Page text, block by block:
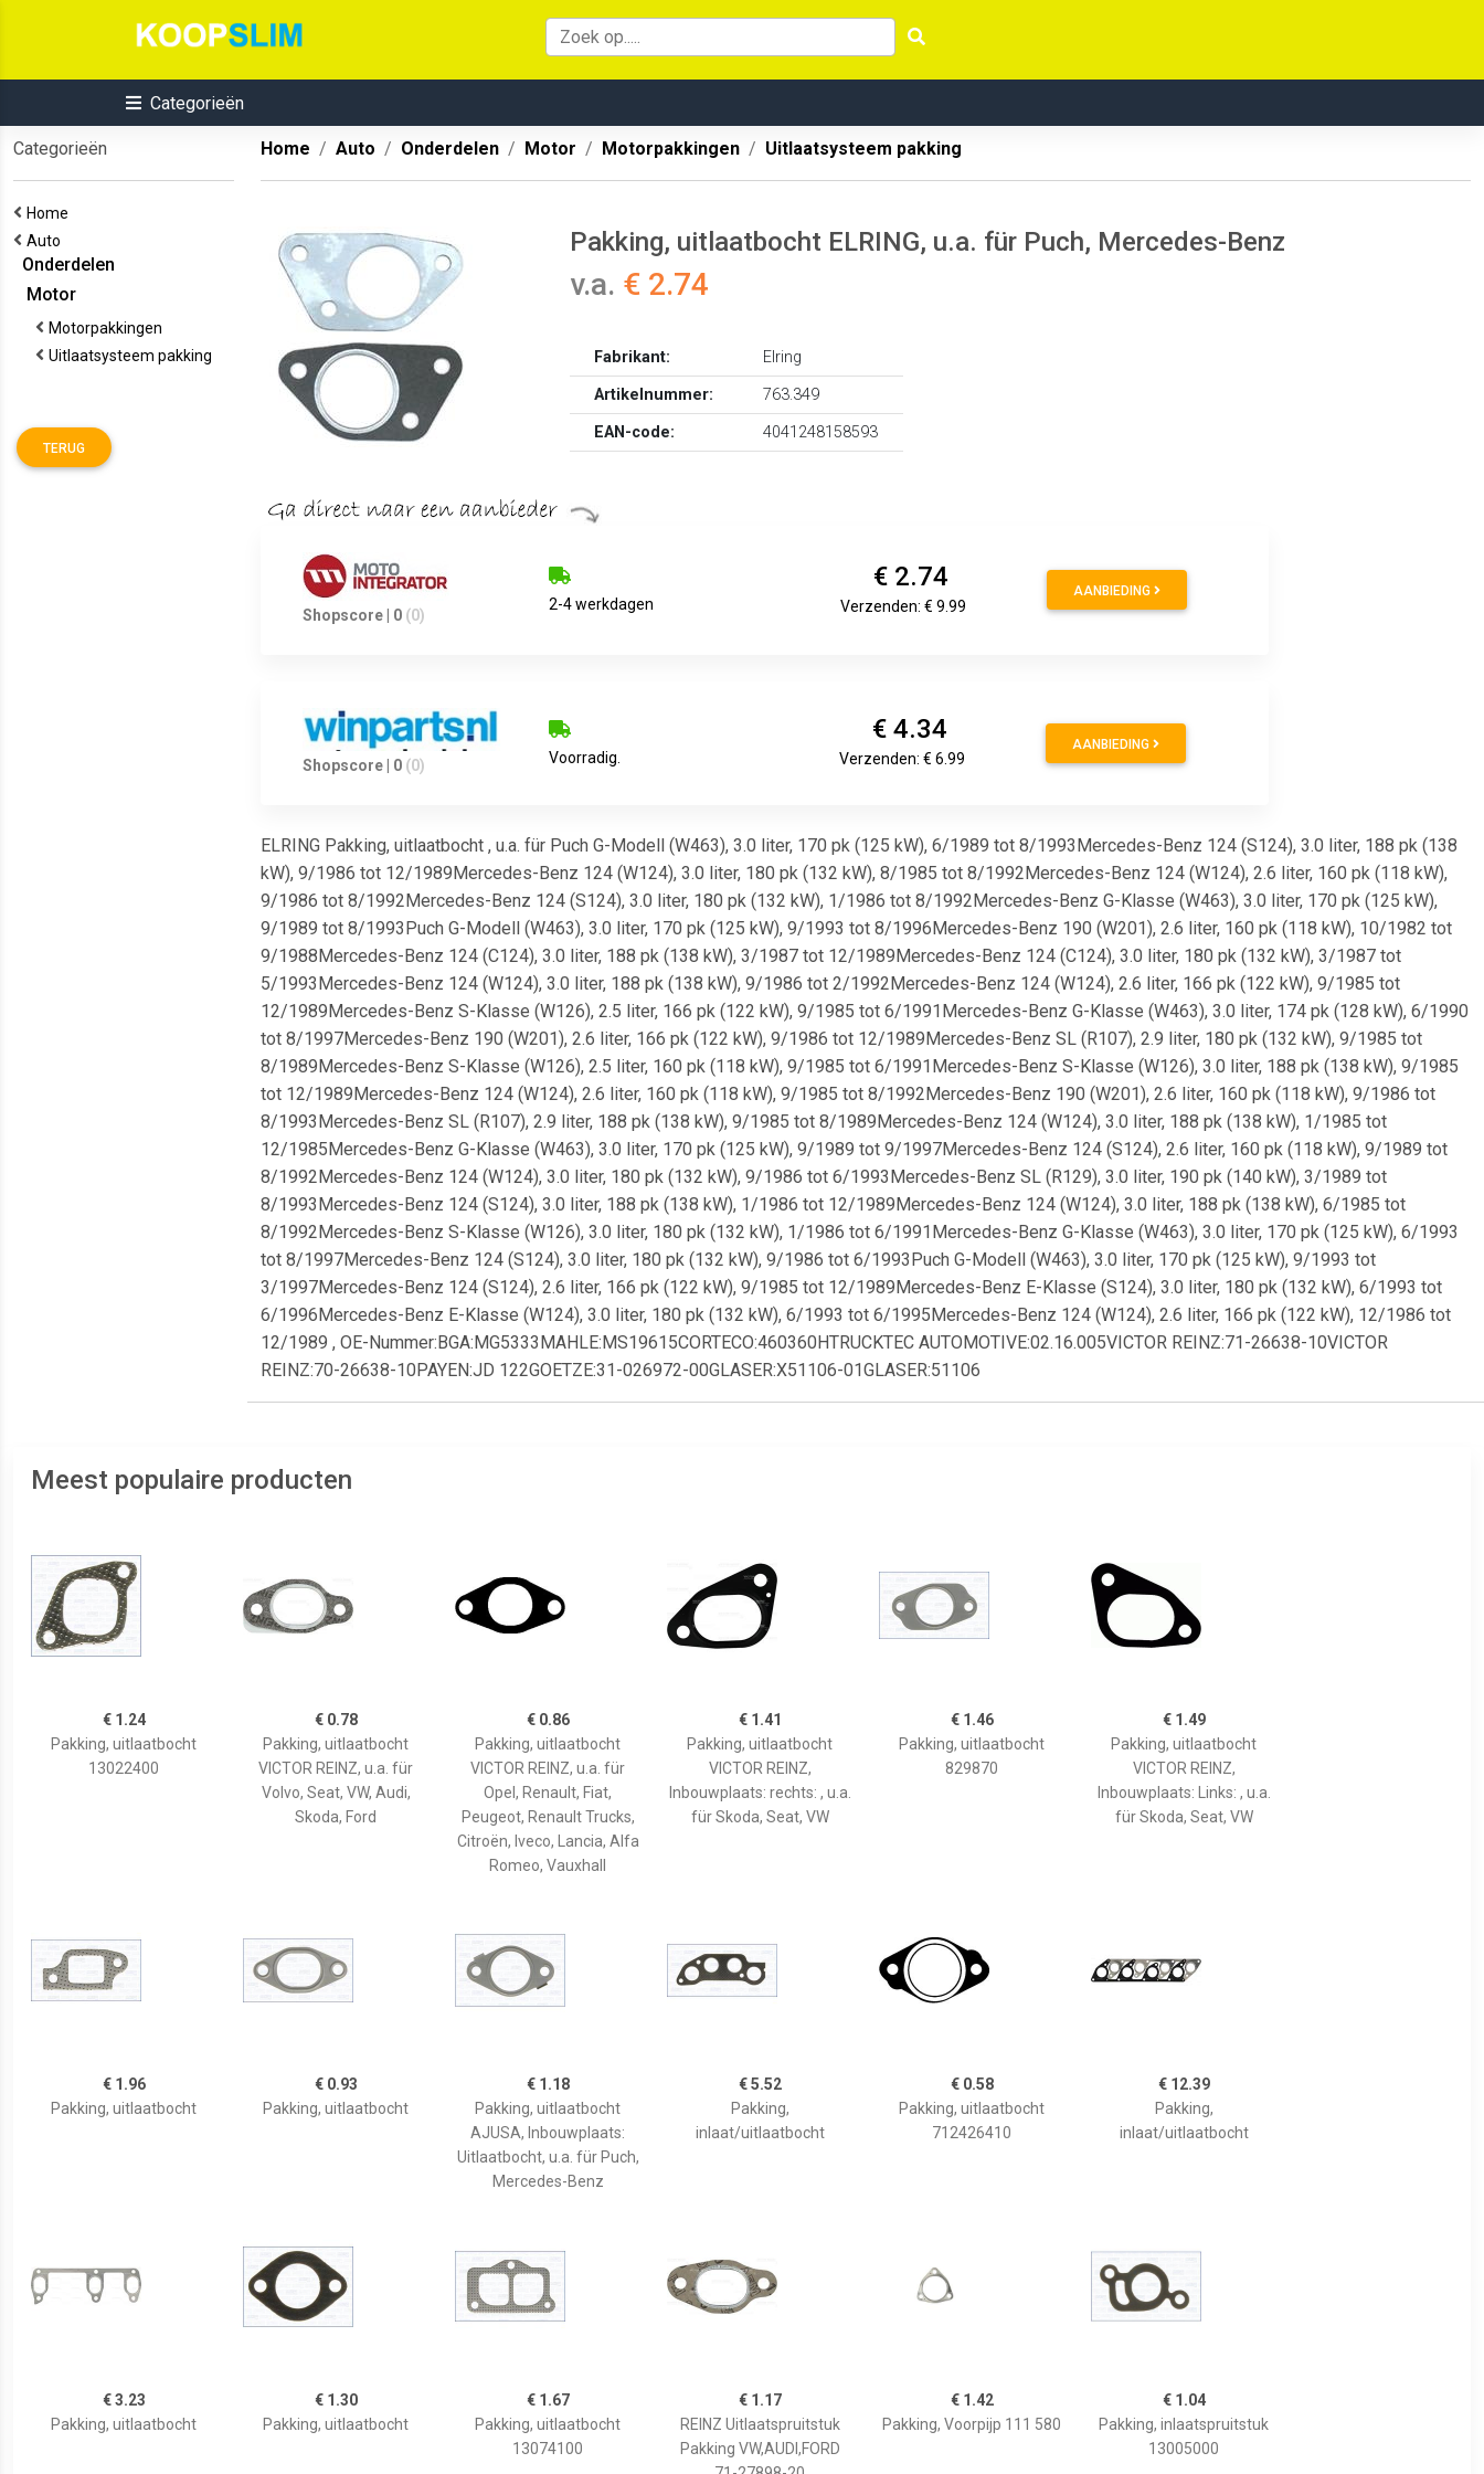
Categorieën
Categorieën
Home
Auto
Onderdelen
Motor
Motorpakkingen
Uitlaatsysteem pakking
TERUG
Home Auto Onderdelen Motor Motorpakkingen Uitlaatsysteem pakking
Pakking, uitlaatbocht ELRING, u.a. für Puch, Mercedes-Benz
v.a. € 2.74
Fabrikant:
Elring
Artikelnummer:
763.349
EAN-code:
4041248158593
Shopscore | 0 (0)
2-4 werkdagen
€ 2.74
Verzenden: € 9.99
AANBIEDING
Shopscore | 0 (0) Voorradig.
€ 4.34
Verzenden: € 6.99
AANBIEDING
ELRING Pakking, uitlaatbocht , u.a. für Puch G-Modell (W463), 3.0 liter, 170 pk (125 kW), 6/1989 tot 8/1993Mercedes-Benz 124 (S124), 3.0 liter, 188 pk (138
kW), 9/1986 tot 12/1989Mercedes-Benz 124 (W124), 3.0 liter, 180 pk (132 kW), 8/1985 tot 8/1992Mercedes-Benz 124 (W124), 2.6 liter, 160 pk (118 kW),
9/1986 tot 8/1992Mercedes-Benz 124 (S124), 3.0 liter, 180 pk (132 kW), 1/1986 tot 8/1992Mercedes-Benz G-Klasse (W463), 3.0 liter, 170 pk (125 kW),
9/1989 tot 8/1993Puch G-Modell (W463), 3.0 liter, 170 pk (125 kW), 9/1993 tot 8/1996Mercedes-Benz 190 (W201), 2.6 liter, 160 pk (118 kW), 10/1982 tot
9/1988Mercedes-Benz 124 (C124), 3.0 liter, 188 pk (138 kW), 3/1987 tot 12/1989Mercedes-Benz 124 (C124), 3.0 liter, 180 pk (132 kW), 3/1987 tot
5/1993Mercedes-Benz 124 (W124), 3.0 liter, 188 pk (138 kW), 9/1986 tot 2/1992Mercedes-Benz 124 (W124), 2.6 liter, 166 pk (122 kW), 9/1985 tot
12/1989Mercedes-Benz S-Klasse (W126), 2.5 liter, 166 pk (122 kW), 9/1985 tot 6/1991Mercedes-Benz G-Klasse (W463), 3.0 liter, 174 pk (128 kW), 6/1990
tot 8/1997Mercedes-Benz 190 (W201), 2.6 liter, 166 pk (122 kW), 9/1986 tot 12/1989Mercedes-Benz SL (R107), 2.9 liter, 180 pk (132 kW), 9/1985 tot
8/1989Mercedes-Benz S-Klasse (W126), 2.5 liter, 160 pk (118 kW), 9/1985 tot 6/1991Mercedes-Benz S-Klasse (W126), 3.0 liter, 188 pk (138 kW), 9/1985
tot 12/1989Mercedes-Benz 124 (W124), 2.6 liter, 160 pk (118 kW), 9/1985 tot 8/1992Mercedes-Benz 190 (W201), 2.6 liter, 160 pk (118 kW), 9/1986 tot
8/1993Mercedes-Benz SL (R107), 2.9 liter, 188 pk (138 kW), 9/1985 tot 8/1989Mercedes-Benz 124 (W124), 3.0 liter, 188 pk (138 kW), 1/1985 tot
12/1985Mercedes-Benz G-Klasse (W463), 3.0 liter, 170 pk (125 kW), 9/1989 tot 9/1997Mercedes-Benz 124 (S124), 2.6 liter, 160 pk (118 kW), 9/1989 tot
8/1992Mercedes-Benz 124 (W124), 3.0 liter, 180 pk (132 kW), 9/1986 tot 6/1993Mercedes-Benz SL (R129), 3.0 liter, 190 pk (140 kW), 3/1989 tot
8/1993Mercedes-Benz 124 (S124), 3.0 liter, 188 pk (138 kW), 1/1986 tot 12/1989Mercedes-Benz 124 (W124), 3.0 liter, 188 pk (138 kW), 6/1985 tot
8/1992Mercedes-Benz S-Klasse (W126), 3.0 liter, 180 pk (132 kW), 1/1986 tot 6/1991Mercedes-Benz G-Klasse (W463), 3.0 liter, 170 pk (125 kW), 6/1993
tot 8/1997Mercedes-Benz 124 (S124), 3.0 liter, 180 pk (132 kW), 9/1986 tot 6/1993Puch G-Modell (W463), 3.0 liter, 170 pk (125 kW), 9/1993 tot
3/1997Mercedes-Benz 124 (S124), 2.6 liter, 166 pk (122 kW), 9/1985 tot 12/1989Mercedes-Benz E-Klasse (S124), 3.0 liter, 180 pk (132 kW), 6/1993 tot
6/1996Mercedes-Benz E-Klasse (W124), 3.0 liter, 180 pk (132 kW), 6/1993 tot 6/1995Mercedes-Benz 124 (W124), 2.6 liter, 166 pk (122 kW), 12/1986 tot
12/1989 , OE-Nummer:BGA:MG5333MAHLE:MS19615CORTECO:460360HTRUCKTEC AUTOMOTIVE:02.16.005VICTOR REINZ:71-26638-10VICTOR
REINZ:70-26638-10PAYEN:JD 122GOETZE:31-026972-00GLASER:X51106-01GLASER:51106
Meest populaire producten
€ 1.24
Pakking, uitlaatbocht
13022400
€ 0.78
Pakking, uitlaatbocht
VICTOR REINZ, u.a. für
Volvo, Seat, VW, Audi,
Skoda, Ford
€ 0.86
Pakking, uitlaatbocht
VICTOR REINZ, u.a. für
Opel, Renault, Fiat,
Peugeot, Renault Trucks,
Citroën, Iveco, Lancia, Alfa
Romeo, Vauxhall
€ 1.41
Pakking, uitlaatbocht
VICTOR REINZ,
Inbouwplaats: rechts: , u.a.
für Skoda, Seat, VW
€ 1.46
Pakking, uitlaatbocht
829870
€ 1.49
Pakking, uitlaatbocht
VICTOR REINZ,
Inbouwplaats: Links: , u.a.
für Skoda, Seat, VW
€ 1.96
Pakking, uitlaatbocht
€ 0.93
Pakking, uitlaatbocht
€ 1.18
Pakking, uitlaatbocht
AJUSA, Inbouwplaats:
Uitlaatbocht, u.a. für Puch,
Mercedes-Benz
€ 5.52
Pakking,
inlaat/uitlaatbocht
€ 0.58
Pakking, uitlaatbocht
712426410
€ 12.39
Pakking,
inlaat/uitlaatbocht
€ 3.23
Pakking, uitlaatbocht
€ 1.30
Pakking, uitlaatbocht
€ 1.67
Pakking, uitlaatbocht
13074100
€ 1.17
REINZ Uitlaatspruitstuk
Pakking VW,AUDI,FORD
€ 1.42
Pakking, Voorpijp 111 580
€ 1.04
Pakking, inlaatspruitstuk
13005000